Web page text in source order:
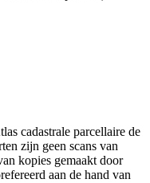
cadastrale parcellaire de
zijn geen scans van
kopies gemaakt door
aan de hand van